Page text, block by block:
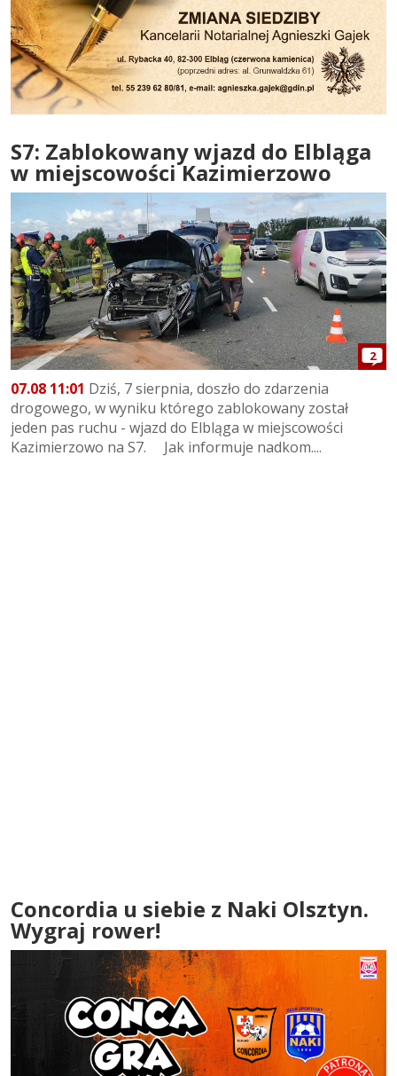
S7: Zablokowany wjazd do Elbląga
w miejscowości Kazimierzowo
2
07.08 11:01 Dziś, 7 sierpnia, doszło do zdarzenia
drogowego, w wyniku którego zablokowany został
jeden pas ruchu - wjazd do Elbląga w miejscowości
Kazimierzowo na S7. Jak informuje nadkom....
Concordia u siebie z Naki Olsztyn.
Wygraj rower!